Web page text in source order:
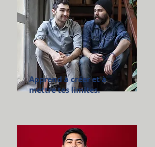
Apprend à créer et à
mettre tes limites.